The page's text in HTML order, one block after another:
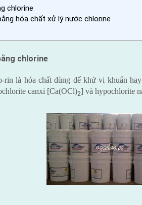
chlorine
hóa chất xử lý nước chlorine
chlorine
là hóa chất dùng để khử vi khuẩn
canxi [Ca(OCl)2] và hypochlorite